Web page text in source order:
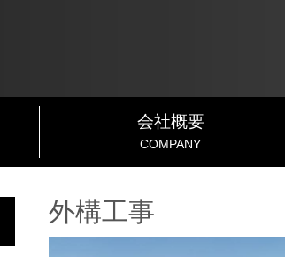
会社概要
COMPANY
外構工事